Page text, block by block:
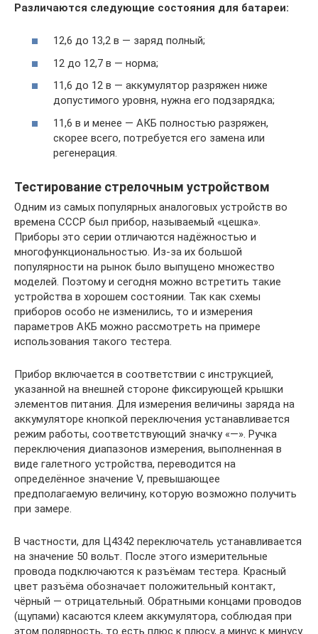
Различаются следующие состояния для батареи:
12,6 до 13,2 в — заряд полный;
12 до 12,7 в — норма;
11,6 до 12 в — аккумулятор разряжен ниже
допустимого уровня, нужна его подзарядка;
11,6 в и менее — АКБ полностью разряжен,
скорее всего, потребуется его замена или
регенерация.
Тестирование стрелочным устройством
Одним из самых популярных аналоговых устройств во
времена СССР был прибор, называемый «цешка».
Приборы это серии отличаются надёжностью и
многофункциональностью. Из-за их большой
популярности на рынок было выпущено множество
моделей. Поэтому и сегодня можно встретить такие
устройства в хорошем состоянии. Так как схемы
приборов особо не изменились, то и измерения
параметров АКБ можно рассмотреть на примере
использования такого тестера.
Прибор включается в соответствии с инструкцией,
указанной на внешней стороне фиксирующей крышки
элементов питания. Для измерения величины заряда на
аккумуляторе кнопкой переключения устанавливается
режим работы, соответствующий значку «—». Ручка
переключения диапазонов измерения, выполненная в
виде галетного устройства, переводится на
определённое значение V, превышающее
предполагаемую величину, которую возможно получить
при замере.
В частности, для Ц4342 переключатель устанавливается
на значение 50 вольт. После этого измерительные
провода подключаются к разъёмам тестера. Красный
цвет разъёма обозначает положительный контакт,
чёрный — отрицательный. Обратными концами проводов
(щупами) касаются клеем аккумулятора, соблюдая при
этом полярность, то есть плюс к плюсу, а минус к минусу.